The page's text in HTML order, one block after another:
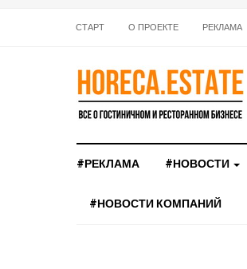
СТАРТ О ПРОЕКТЕ РЕКЛАМА
#РЕКЛАМА #НОВОСТИ
#НОВОСТИ КОМПАНИЙ